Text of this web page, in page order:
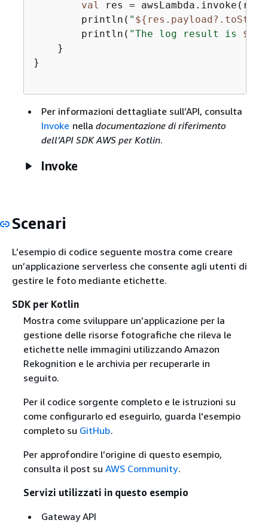
val res =
        println(
" ${
        println(
"The log result is $
    }
}
Per informazioni dettagliate sull’API, consulta
Invoke nelladocumentazione di riferimento
dell’API SDK AWS per Kotlin.
Invoke
Scenari
L’esempio di codice seguente mostra come creare
un’applicazione serverless che consente agli utenti di
gestire le foto mediante etichette.
SDK per Kotlin
Mostra come sviluppare un’applicazione per la
gestione delle risorse fotografiche che rileva le
etichette nelle immagini utilizzando Amazon
Rekognition e le archivia per recuperarle in
seguito.
Per il codice sorgente completo e le istruzioni su
come configurarlo ed eseguirlo, guarda l'esempio
completo su GitHub.
Per approfondire l’origine di questo esempio,
consulta il post su AWS Community.
Servizi utilizzati in questo esempio
Gateway API